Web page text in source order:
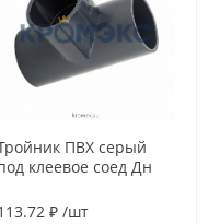
ПВХ серый
клеевое соед Дн
Aquaviva
₽ /шт